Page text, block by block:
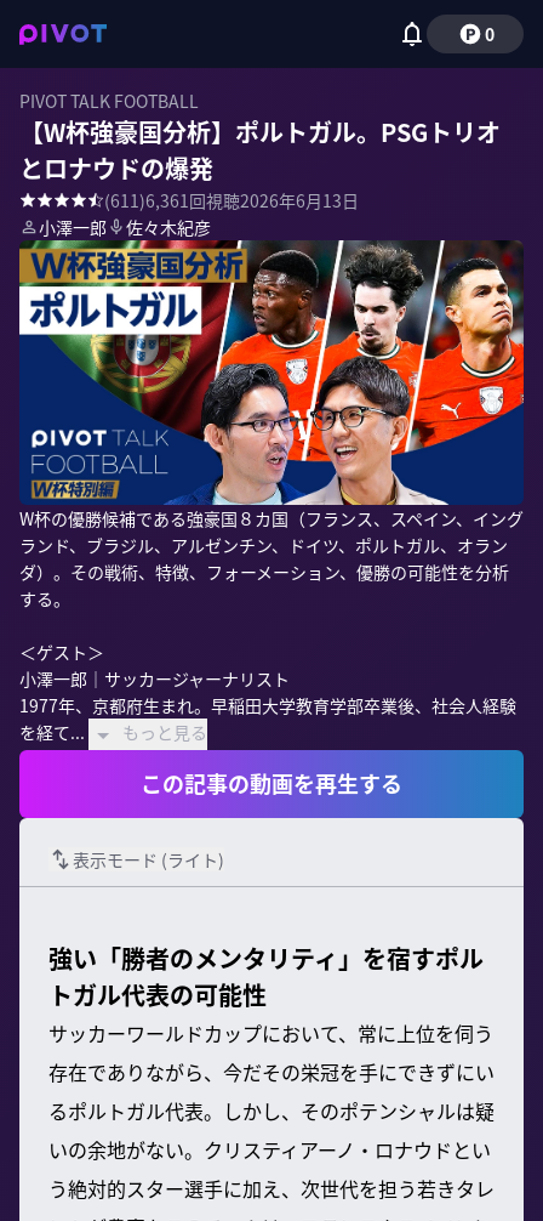
0
PIVOT TALK FOOTBALL
【W杯強豪国分析】ポルトガル。PSGトリオ
とロナウドの爆発
(611)6,361回視聴2026年6月13日
小澤一郎
佐々木紀彦
W杯の優勝候補である強豪国８カ国（フランス、スペイン、イング
ランド、ブラジル、アルゼンチン、ドイツ、ポルトガル、オラン
ダ）。その戦術、特徴、フォーメーション、優勝の可能性を分析
する。
＜ゲスト＞
小澤一郎｜サッカージャーナリスト
1977年、京都府生まれ。早稲田大学教育学部卒業後、社会人経験
を経て...
もっと見る
この記事の動画を再生する
表示モード (ライト)
強い「勝者のメンタリティ」を宿すポル
トガル代表の可能性
サッカーワールドカップにおいて、常に上位を伺う
存在でありながら、今だその栄冠を手にできずにい
るポルトガル代表。しかし、そのポテンシャルは疑
いの余地がない。クリスティアーノ・ロナウドとい
う絶対的スター選手に加え、次世代を担う若きタレ